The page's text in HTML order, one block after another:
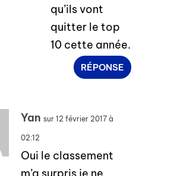
qu’ils vont
quitter le top
10 cette année.
RÉPONSE
Yan sur 12 février 2017 à
02:12
Oui le classement